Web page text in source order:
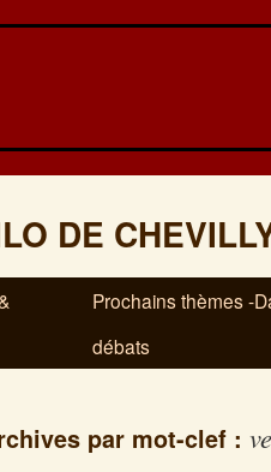
DE
Prochains thèmes -
débats
par mot-clef :